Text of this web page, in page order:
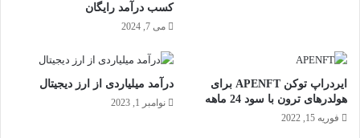
کسب درآمد رایگان
می 7, 2024
ایردراپ توکن APENFT برای
هولدرهای ترون با سود 24 ماهه
فوریه 15, 2022
درآمد میلیاردی از ارز دیجیتال
نوامبر 1, 2023